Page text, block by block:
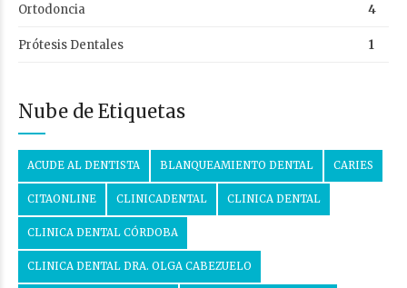
Ortodoncia 4
Prótesis Dentales 1
Nube de Etiquetas
ACUDE AL DENTISTA BLANQUEAMIENTO DENTAL CARIES
CITAONLINE CLINICADENTAL CLINICA DENTAL
CLINICA DENTAL CÓRDOBA
CLINICA DENTAL DRA. OLGA CABEZUELO